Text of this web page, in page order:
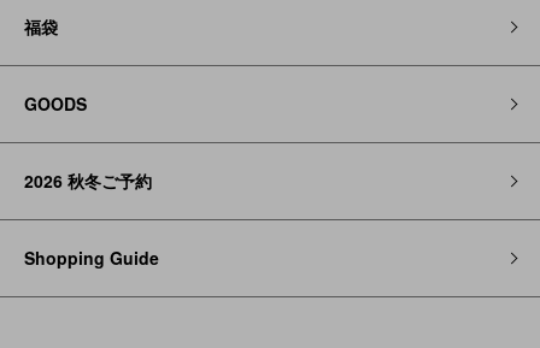
福袋
GOODS
2026 秋冬ご予約
Shopping Guide